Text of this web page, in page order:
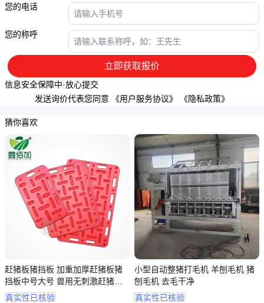
您的电话
您的称呼
立即获取报价
信息安全保障中·放心提交
发送询价代表您同意 《用户服务协议》 《隐私政策》
猜你喜欢
赶猪板猪挡板 加重加厚赶猪板猪
挡板中号大号 兽用无刺激赶猪工
具
真实性已核验
小型自动整猪打毛机 羊刨毛机 猪
刨毛机 去毛干净
真实性已核验